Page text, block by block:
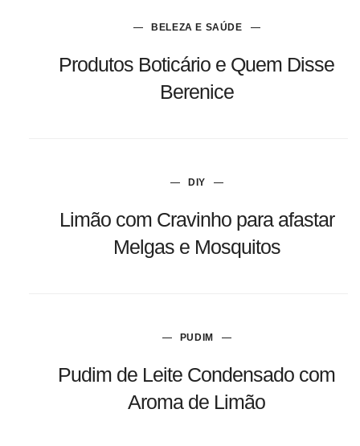
BELEZA E SAÚDE
Produtos Boticário e Quem Disse
Berenice
DIY
Limão com Cravinho para afastar
Melgas e Mosquitos
PUDIM
Pudim de Leite Condensado com
Aroma de Limão